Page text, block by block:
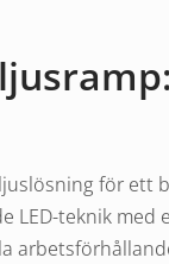
för ett
LED-teknik med